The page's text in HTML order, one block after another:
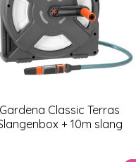
Gardena Classic Terras
+ 10m slang